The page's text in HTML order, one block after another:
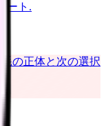
ート.